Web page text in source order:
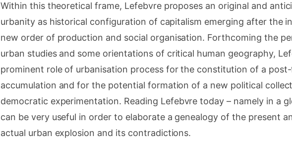
Within this theoretical frame, Lefebvre proposes an original and
urbanity as historical configuration of capitalism emerging after the
new order of production and social organisation. Forthcoming the
urban studies and some orientations of critical human geography,
prominent role of urbanisation process for the constitution of a
accumulation and for the potential formation of a new political
democratic experimentation. Reading Lefebvre today – namely in a
can be very useful in order to elaborate a genealogy of the present
actual urban explosion and its contradictions.